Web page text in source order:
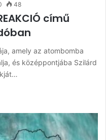
48
című
amely az atombomba
és középpontjába Szilárd